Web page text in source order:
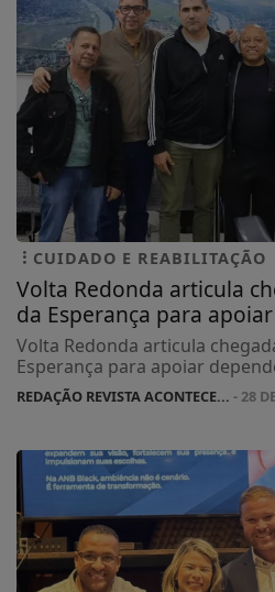
CUIDADO E REABILITAÇÃO
Volta Redonda articula
da Esperança para
Volta Redonda articula
Esperança para apoiar
REDAÇÃO REVISTA ACONTECE... - 28